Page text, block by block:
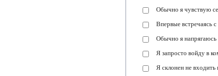
Обычно я чувствую
Впервые встречаясь
Обычно я напрягаюсь
Я запросто войду в
Я склонен не